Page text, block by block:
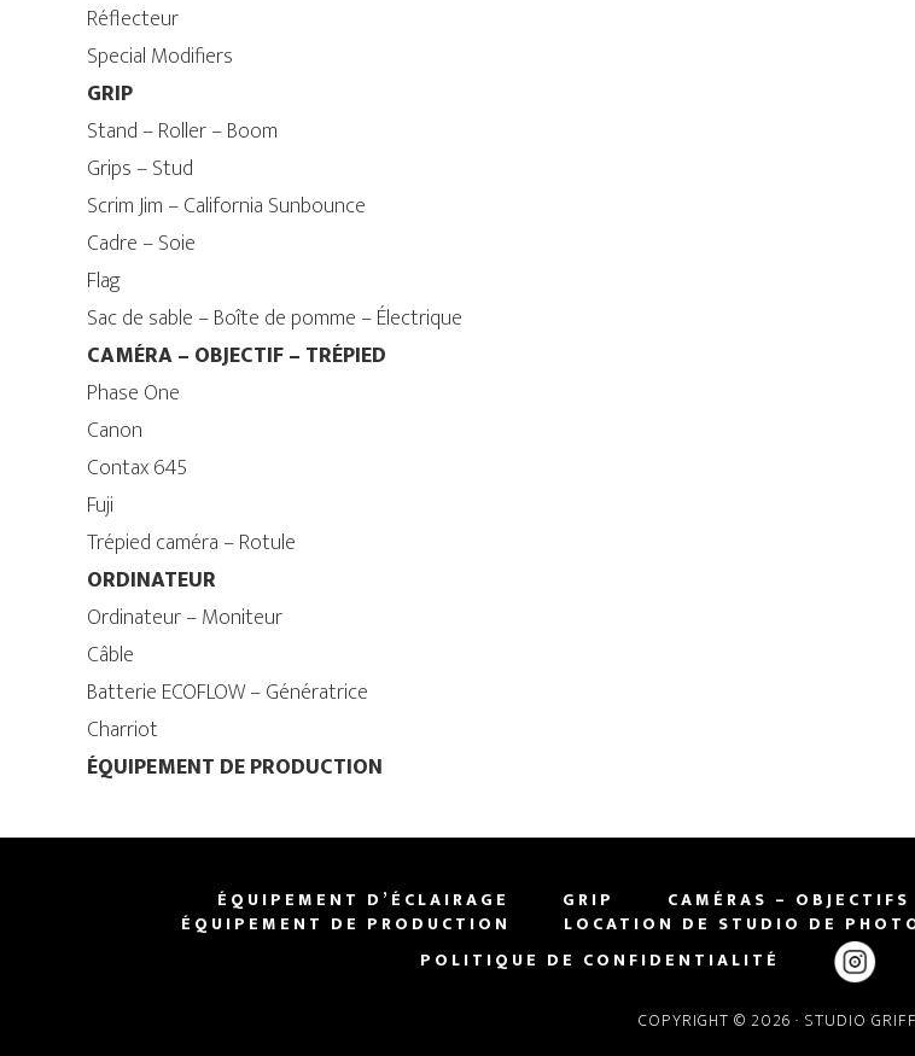
Réflecteur
Special Modifiers
GRIP
Stand – Roller – Boom
Grips – Stud
Scrim Jim – California Sunbounce
Cadre – Soie
Flag
Sac de sable – Boîte de pomme – Électrique
CAMÉRA – OBJECTIF – TRÉPIED
Phase One
Canon
Contax 645
Fuji
Trépied caméra – Rotule
ORDINATEUR
Ordinateur – Moniteur
Câble
Batterie ECOFLOW – Génératrice
Charriot
ÉQUIPEMENT DE PRODUCTION
ÉQUIPEMENT D’ÉCLAIRAGE GRIP CAMÉRAS –
ÉQUIPEMENT DE PRODUCTION
LOCATION DE STUDIO DE
POLITIQUE DE CONFIDENTIALITÉ
COPYRIGHT © 2026 · STUDIO